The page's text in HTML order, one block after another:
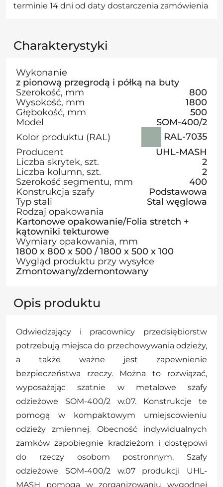
terminie 14 dni od daty dostarczenia zamówienia
Charakterystyki
Wykonanie
z pionową przegrodą i półką na buty
Szerokość, mm
800
Wysokość, mm
1800
Głębokość, mm
500
Model
SOM-400/2
Kolor produktu (RAL)
RAL-7035
Producent
UHL-MASH
Liczba skrytek, szt.
2
Liczba kolumn, szt.
2
Szerokość segmentu, mm
400
Konstrukcja szafy
Podstawowa
Typ stali
Stal węglowa
Rodzaj opakowania
Kartonowe opakowanie/Folia stretch +
kątowniki tekturowe
Wymiary opakowania, mm
1800 х 800 х 500 / 1800 х 500 х 100
Wygląd produktu przy wysyłce
Zmontowany/zdemontowany
Opis produktu
Odwiedzający i pracownicy przedsiębiorstw
potrzebują miejsca do przechowywania odzieży,
a także ważne jest zapewnienie
bezpieczeństwa rzeczy. Można to rozwiązać,
wyposażając szatnie w metalowe szafy
odzieżowe SOM-400/2 w.07. Konstrukcje te
pomogą w kompaktowym umiejscowieniu
odzieży zmiennej. Obecność indywidualnych
zamków zapobiegnie kradzieżom i dostępowi
do rzeczy osobom postronnym. Szafy
odzieżowe SOM-400/2 w.07 produkcji UHL-
MASH pomogą w zorganizowaniu wygodnej